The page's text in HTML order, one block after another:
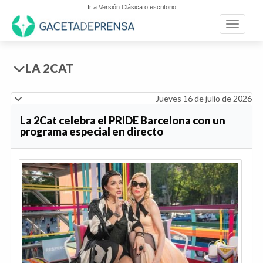
Ir a Versión Clásica o escritorio
Toggle
LA 2CAT
Jueves 16 de julio de 2026
La 2Cat celebra el PRIDE Barcelona con un
programa especial en directo